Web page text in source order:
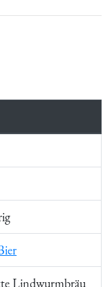
Lindwurmbräu